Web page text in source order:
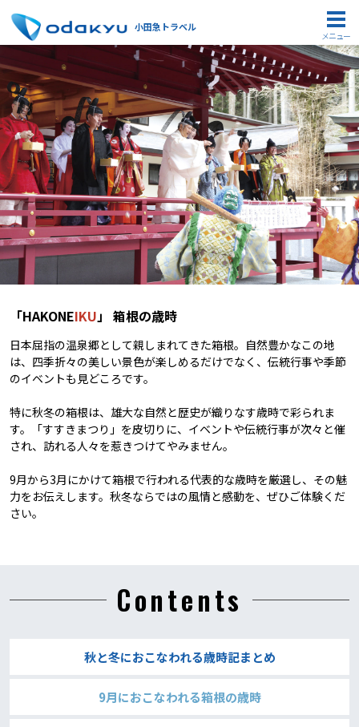
小田急トラベル
メニュー
「HAKONEIKU 」 箱根の歳時
日本屈指の温泉郷として親しまれてきた箱根。自然豊かなこの地
は、四季折々の美しい景色が楽しめるだけでなく、伝統行事や季節
のイベントも見どころです。
特に秋冬の箱根は、雄大な自然と歴史が織りなす歳時で彩られま
す。「すすきまつり」を皮切りに、イベントや伝統行事が次々と催
され、訪れる人々を惹きつけてやみません。
9月から3月にかけて箱根で行われる代表的な歳時を厳選し、その魅
力をお伝えします。秋冬ならではの風情と感動を、ぜひご体験くだ
さい。
Contents
秋と冬におこなわれる歳時記まとめ
9月におこなわれる箱根の歳時